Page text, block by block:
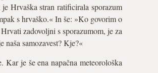
Hrvaška stran ratificirala sporazum
s hrvaško.« In še: »Ko govorim o
zadovoljni s sporazumom, je za
samozavest? Kje?«
je še ena napačna meteorološka